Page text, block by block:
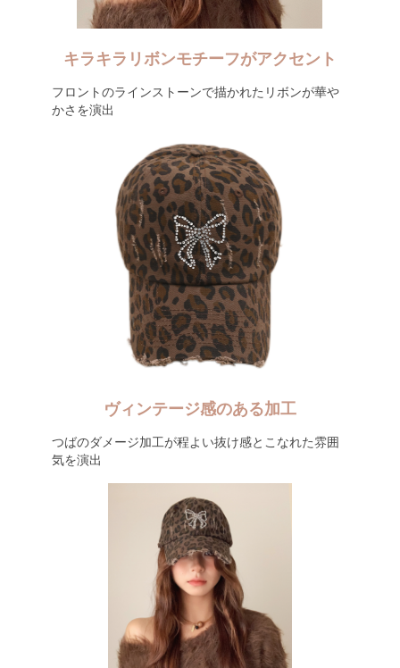
キラキラリボンモチーフがアクセント
フロントのラインストーンで描かれたリボンが華や
かさを演出
ヴィンテージ感のある加工
つばのダメージ加工が程よい抜け感とこなれた雰囲
気を演出